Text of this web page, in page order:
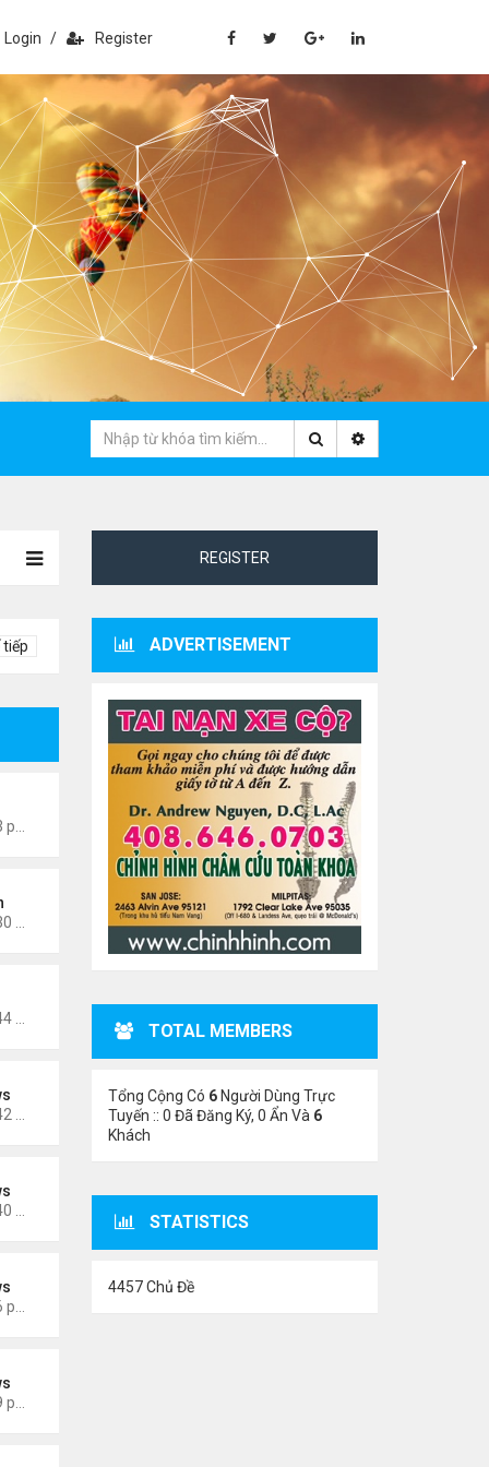
Login / Register
tiếp
REGISTER
ADVERTISEMENT
TOTAL MEMBERS
Tổng Cộng Có 6Người Dùng Trực
Tuyến :: 0 Đã Đăng Ký, 0 Ẩn Và 6
Khách
STATISTICS
4457 Chủ Đề